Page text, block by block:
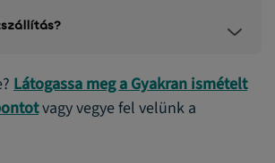
Látogassa meg a Gyakran ismételt
vagy vegye fel velünk a